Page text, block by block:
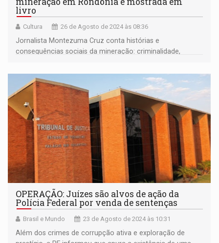
livro
Cultura 26 de Agosto de 2024 às 08:36
Jornalista Montezuma Cruz conta histórias e
consequências sociais da mineração: criminalidade,
Amazônia
OPERAÇÃO: Juízes são alvos de ação da
Polícia Federal por venda de sentenças
Brasil e Mundo 23 de Agosto de 2024 às 10:31
Além dos crimes de corrupção ativa e exploração de